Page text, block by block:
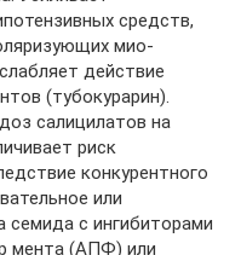
средств,
мио-
действие
(тубокурарин).
салицилатов на
риск
конкурентного
или
семида с ингибиторами
мента (АПФ) или